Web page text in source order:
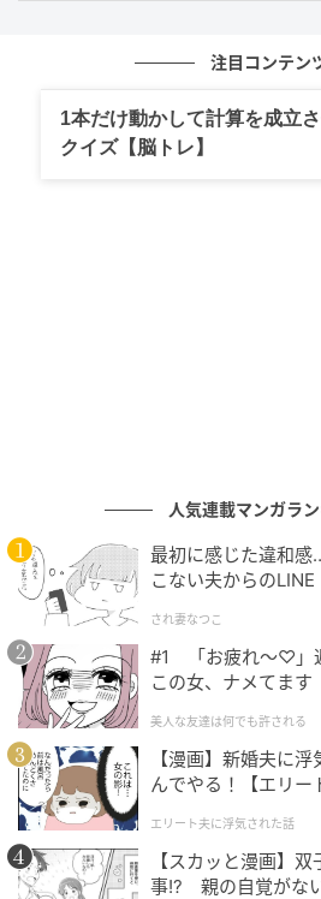
今回の話から伝わってくるのは
持ちも抱いているということで
間を過ごしたからこそ見えた努
すよ〜！」これが全て
の記事をもっとみる
注目コンテン
1本だけ動かして計算を成立
クイズ【脳トレ】
人気連載マンガラ
最初に感じた違和
こない夫からのLINE
され妻なつこ
#1 「お疲れ〜♡」
この女、ナメてます
美人な友達は何でも許される
【漫画】新婚夫に
んでやる！【エリー
エリート夫に浮気された話
【スカッと漫画】
事!? 親の自覚がな